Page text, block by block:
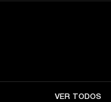
VER TODOS